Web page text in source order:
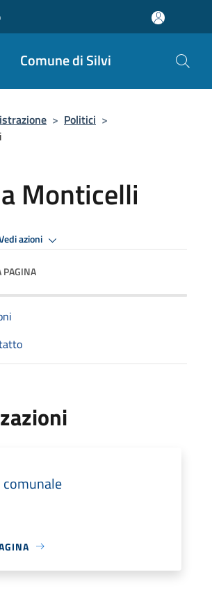
Comune di Silvi
> Politici >
Monticelli
azioni
PAGINA
comunale